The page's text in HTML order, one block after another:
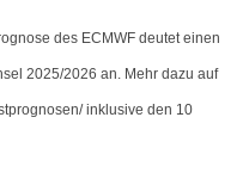
des ECMWF deutet einen
2025/2026 an. Mehr dazu auf
inklusive den 10